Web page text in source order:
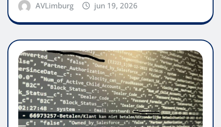
AVLimburg jun 19, 2026